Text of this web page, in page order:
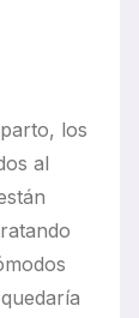
los
al